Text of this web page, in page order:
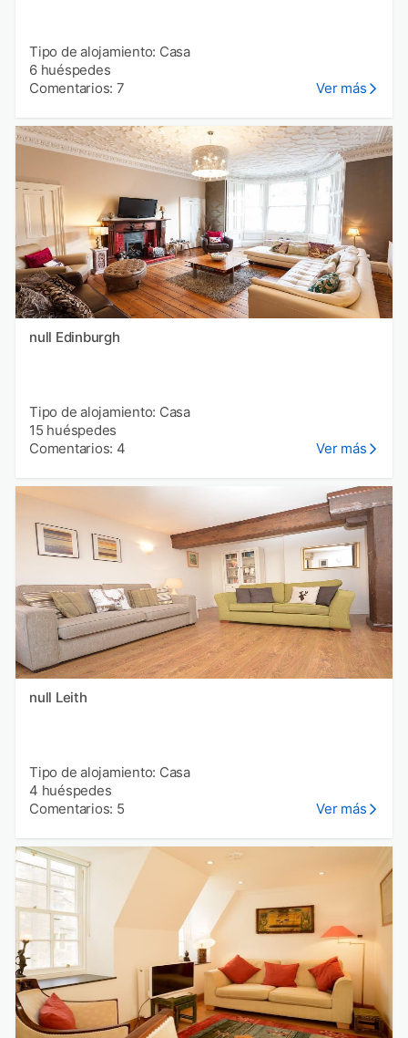
Tipo de alojamiento: Casa
6 huéspedes
Comentarios: 7
Ver más
null Edinburgh
Tipo de alojamiento: Casa
15 huéspedes
Comentarios: 4
Ver más
null Leith
Tipo de alojamiento: Casa
4 huéspedes
Comentarios: 5
Ver más